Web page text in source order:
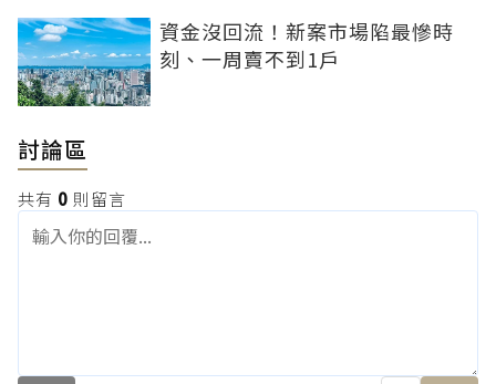
資金沒回流！新案市場陷最慘時
刻、一周賣不到1戶
討論區
共有 0 則留言